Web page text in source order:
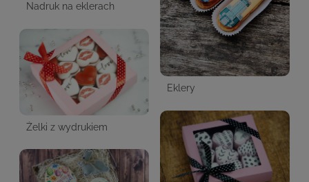
Nadruk na eklerach
Eklery
Żelki z wydrukiem